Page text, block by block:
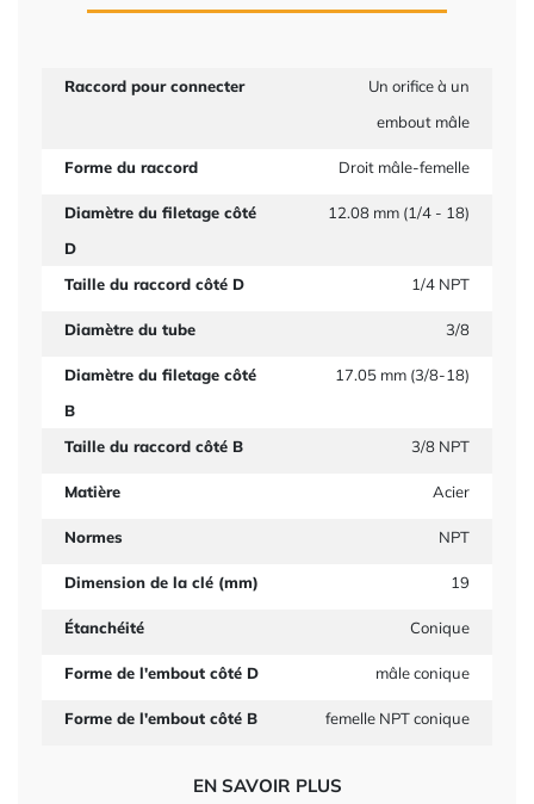
Raccord pour connecter
Un orifice à un
embout mâle
Forme du raccord Droit mâle-femelle
Diamètre du filetage côté
D
12.08 mm (1/4 - 18)
Taille du raccord côté D 1/4 NPT
Diamètre du tube 3/8
Diamètre du filetage côté
B
17.05 mm (3/8-18)
Taille du raccord côté B 3/8 NPT
Matière Acier
Normes NPT
Dimension de la clé (mm) 19
Étanchéité Conique
Forme de l'embout côté D mâle conique
Forme de l'embout côté B femelle NPT conique
EN SAVOIR PLUS